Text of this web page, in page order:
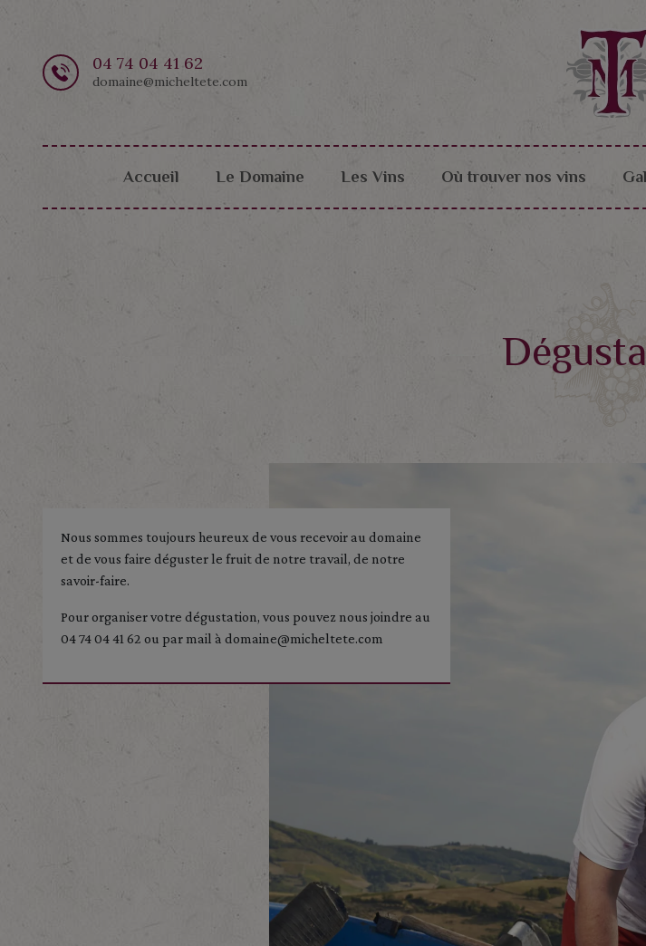
04 74 04 41 62
domaine@micheltete.com
Accueil Le Domaine Les Vins Où trouver nos vins
Nous sommes toujours heureux de vous recevoir au domaine
et de vous faire déguster le fruit de notre travail, de notre
savoir-faire.
Pour organiser votre dégustation, vous pouvez nous joindre au
04 74 04 41 62 ou par mail à domaine@micheltete.com